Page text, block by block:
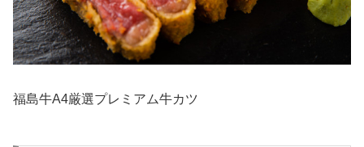
福島牛A4厳選プレミアム牛カツ